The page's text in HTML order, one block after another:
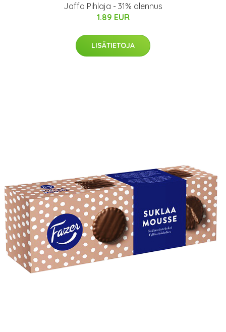
Jaffa Pihlaja - 31% alennus
1.89 EUR
LISÄTIETOJA